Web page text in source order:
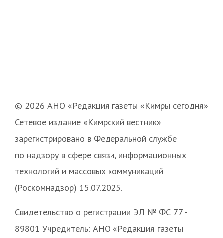
© 2026 АНО «Редакция газеты «Кимры сегодня»
Сетевое издание «Кимрский вестник»
зарегистрировано в Федеральной службе
по надзору в сфере связи, информационных
технологий и массовых коммуникаций
(Роскомнадзор) 15.07.2025.
Свидетельство о регистрации ЭЛ № ФС 77 -
89801 Учредитель: АНО «Редакция газеты